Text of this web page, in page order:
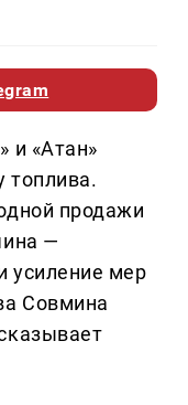
и «Атан»
топлива.
продажи
—
усиление мер
Совмина